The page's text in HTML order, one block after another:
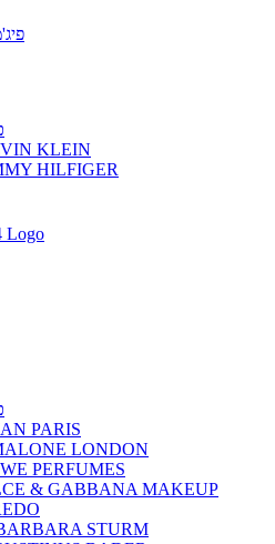
KLEIN
HILFIGER
PARIS
LONDON
PERFUMES
& GABBANA MAKEUP
STURM